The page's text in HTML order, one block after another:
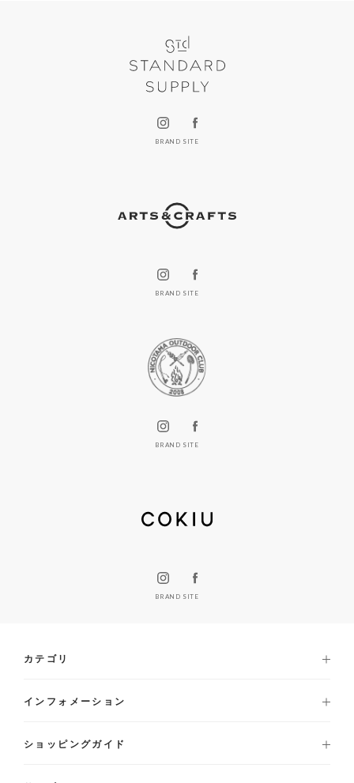
BRAND SITE
BRAND SITE
BRAND SITE
BRAND SITE
カテゴリ
インフォメーション
ショッピングガイド